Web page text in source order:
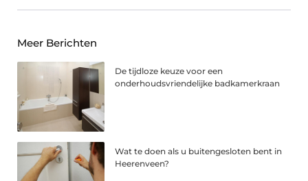
Meer Berichten
De tijdloze keuze voor een
onderhoudsvriendelijke badkamerkraan
Wat te doen als u buitengesloten bent in
Heerenveen?